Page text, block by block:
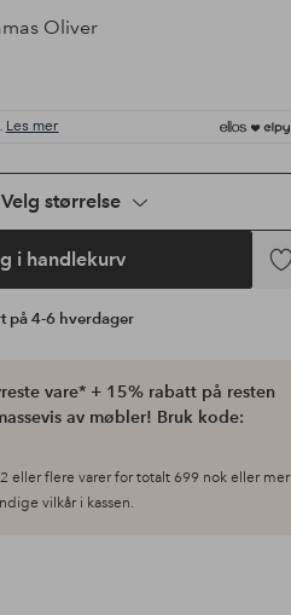
Oliver
Les mer
Velg størrelse
i handlekurv
Legg
på 4-6 hverdager
vare* + 15% rabatt på resten
av møbler! Bruk kode:
eller flere varer for totalt 699 nok eller mer
vilkår i kassen.